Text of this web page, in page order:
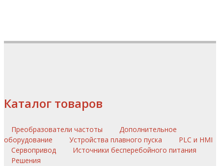
Каталог товаров
Преобразователи частоты
Дополнительное
оборудование
Устройства плавного пуска
PLC и HMI
Сервопривод
Источники бесперебойного питания
Решения